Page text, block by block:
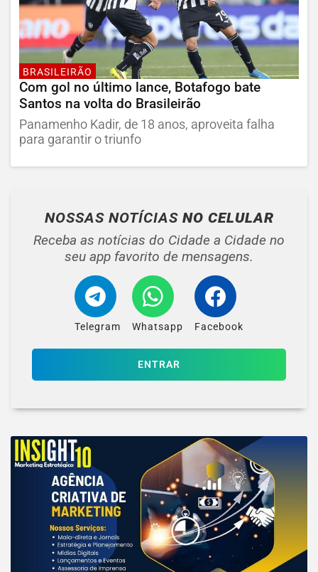
BRASILEIRÃO
Com gol no último lance, Botafogo bate
Santos na volta do Brasileirão
Panamenho Kadir, de 18 anos, aproveita falha
para garantir o triunfo
NOSSAS NOTÍCIAS NO CELULAR
Receba as notícias do Cidade a Cidade no
seu app favorito de mensagens.
Telegram Whatsapp Facebook
ENTRAR